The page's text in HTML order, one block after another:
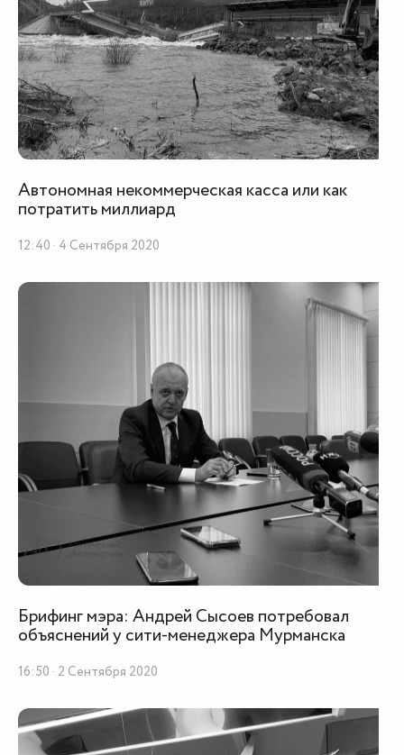
Автономная некоммерческая касса или как
потратить миллиард
12:40 · 4 Сентября 2020
Брифинг мэра: Андрей Сысоев потребовал
объяснений у сити-менеджера Мурманска
16:50 · 2 Сентября 2020